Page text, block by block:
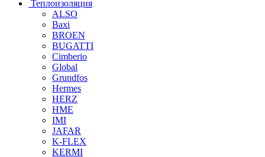
Теплоизоляция
ALSO
Baxi
BROEN
BUGATTI
Cimberio
Global
Grundfos
Hermes
HERZ
HME
IMI
JAFAR
K-FLEX
KERMI